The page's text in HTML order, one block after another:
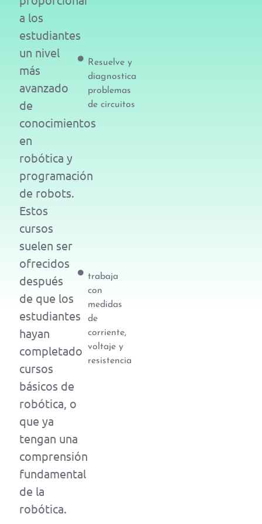
a los
estudiantes
un nivel
más
avanzado
de
conocimientos
en
robótica y
programación
de robots.
Estos
cursos
suelen ser
ofrecidos
después
de que los
estudiantes
hayan
completado
cursos
básicos de
robótica, o
que ya
tengan una
comprensión
fundamental
de la
robótica.
Resuelve y
diagnostica
problemas
de circuitos
trabaja
con
medidas
de
corriente,
voltaje y
resistencia